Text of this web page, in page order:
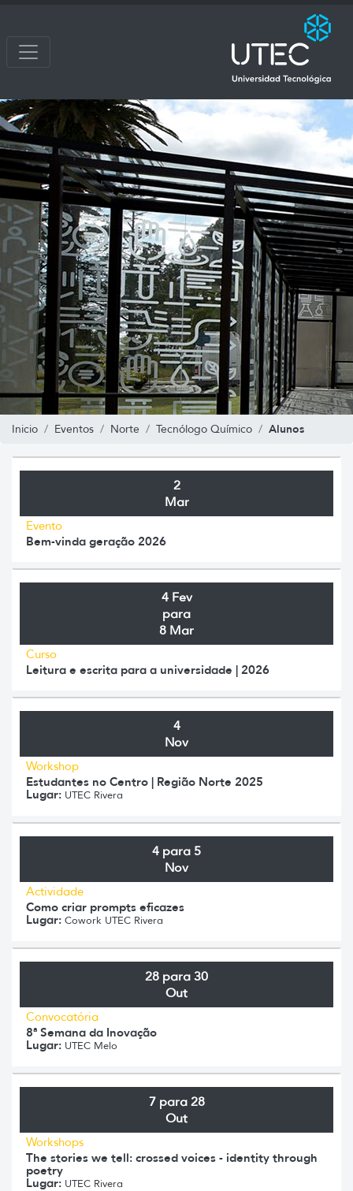
Inicio Eventos Norte Tecnólogo Químico Alunos
2
Mar
Evento
Bem-vinda geração 2026
4 Fev
para
8 Mar
Curso
Leitura e escrita para a universidade | 2026
4
Nov
Workshop
Estudantes no Centro | Região Norte 2025
Lugar: UTEC Rivera
4 para 5
Nov
Actividade
Como criar prompts eficazes
Lugar: Cowork UTEC Rivera
28 para 30
Out
Convocatória
8ª Semana da Inovação
Lugar: UTEC Melo
7 para 28
Out
Workshops
The stories we tell: crossed voices - identity through
poetry
Lugar: UTEC Rivera